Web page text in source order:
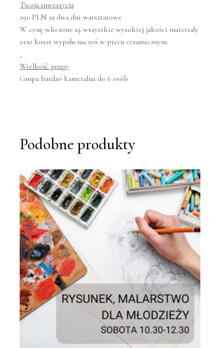
Twoja inwestycja
290 PLN za dwa dni warsztatowe
W cenę wliczone są wszystkie wysokiej jakości materiały
oraz koszt wypału naczyń w piecu ceramicznym.
Wielkość grupy
Grupa bardzo kameralna do 6 osób
Podobne produkty